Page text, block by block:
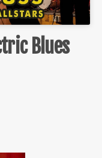
Blues